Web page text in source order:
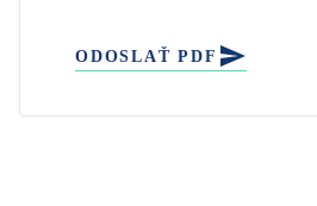
ODOSLAŤ PDF